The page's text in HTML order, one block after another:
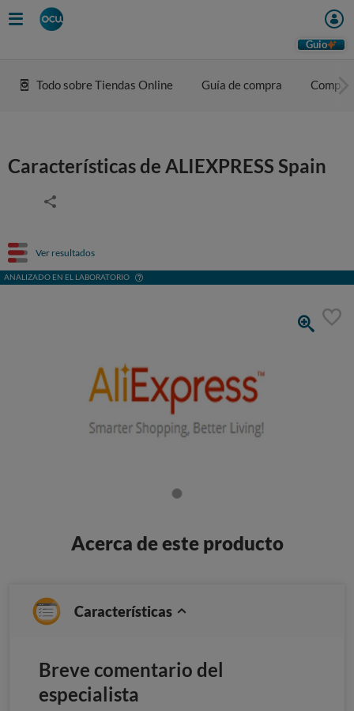
Guio
Todo sobre Tiendas Online Guía de compra
Características de ALIEXPRESS Spain
Ver resultados
ANALIZADO EN EL LABORATORIO
Acerca de este producto
Características
Breve comentario del
especialista